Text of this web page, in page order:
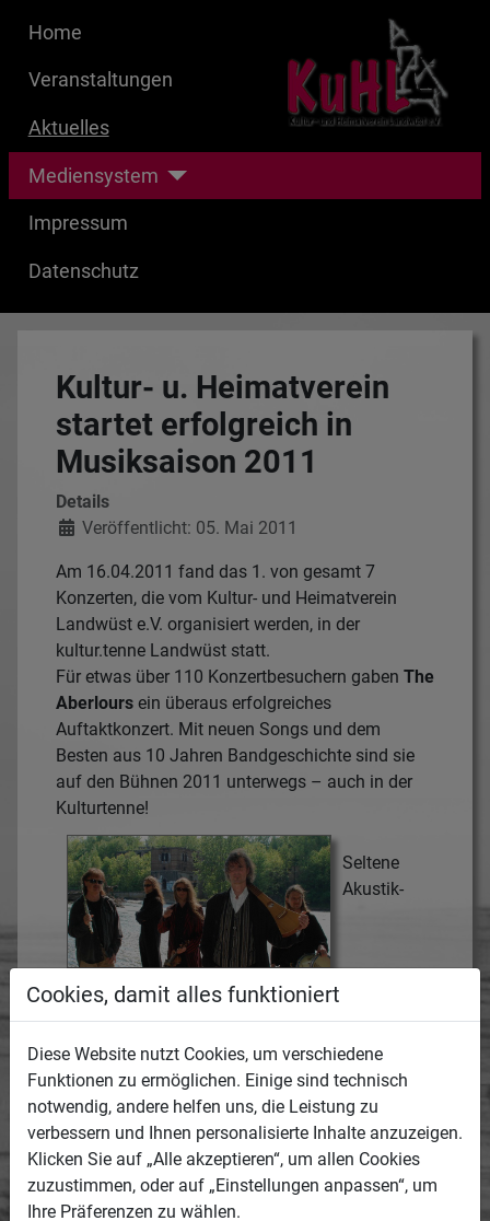
Home
Veranstaltungen
Aktuelles
Mediensystem
Impressum
Datenschutz
Kultur- u. Heimatverein
startet erfolgreich in
Musiksaison 2011
Details
Veröffentlicht: 05. Mai 2011
Am 16.04.2011 fand das 1. von gesamt 7
Konzerten, die vom Kultur- und Heimatverein
Landwüst e.V. organisiert werden, in der
kultur.tenne Landwüst statt.
Für etwas über 110 Konzertbesuchern gaben The
Aberlours ein überaus erfolgreiches
Auftaktkonzert. Mit neuen Songs und dem
Besten aus 10 Jahren Bandgeschichte sind sie
auf den Bühnen 2011 unterwegs – auch in der
Kulturtenne!
Seltene
Akustik-
Instrumente wie Cister und Mandocello treffen
auf donnernde Grooves, melodiöse Vocallinien
ergänzen sich mit furiosen Fiddle-und
Flötenparts zu einem magischen Gesamtwerk.
Wildromantisch-skurrile Geschichten aus Irland,
Schottland, England, Nordamerika wurden
erzählt - getragen von Speedfolk, Worldbeat und
Mittelalterrock – Celtic Folk´n Beat eben!
Erst nach 2 Zugaben durfte die Band die Bühne
Cookies, damit alles funktioniert
Diese Website nutzt Cookies, um verschiedene
Funktionen zu ermöglichen. Einige sind technisch
notwendig, andere helfen uns, die Leistung zu
verbessern und Ihnen personalisierte Inhalte anzuzeigen.
Klicken Sie auf „Alle akzeptieren“, um allen Cookies
zuzustimmen, oder auf „Einstellungen anpassen“, um
Ihre Präferenzen zu wählen.